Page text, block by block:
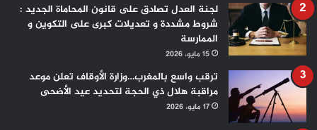
لجنة العدل تصادق على قانون المحاماة الجديد :
شروط مشددة و تعديلات كبرى على التكوين و
الممارسة
15 مايو، 2026
ترقب واسع بالمغرب…وزارة الأوقاف تعلن موعد
مراقبة هلال ذي الحجة لتحديد عيد الأضحى
17 مايو، 2026